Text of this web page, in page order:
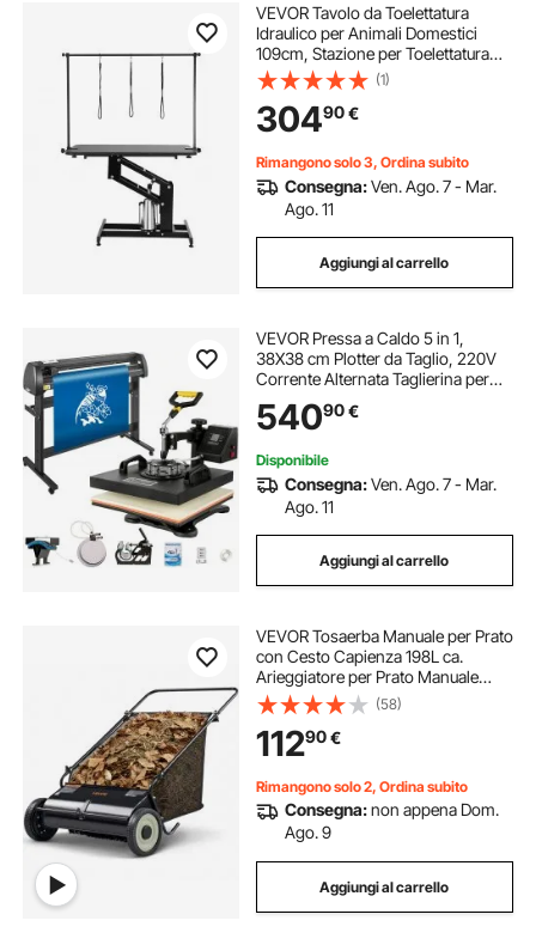
VEVOR Tavolo da Toelettatura
Idraulico per Animali Domestici
109cm, Stazione per Toelettatura
per Cani Taglia Media/Piccola,
Stazione per Toelettatura Altezza
Regolabile, Tavolo Antiscivolo 182
kg
(1)
30490€
Rimangono solo 3, Ordina subito
Consegna:Ven. Ago. 7 - Mar.
Ago. 11
Aggiungi al carrello
VEVOR Pressa a Caldo 5 in 1,
38X38 cm Plotter da Taglio, 220V
Corrente Alternata Taglierina per
Vinile da 135 cm con Software
Signmaster per Il Trasferimento su
54090€
Disponibile
Consegna:Ven. Ago. 7 - Mar.
Ago. 11
Aggiungi al carrello
VEVOR Tosaerba Manuale per Prato
con Cesto Capienza 198L ca.
Arieggiatore per Prato Manuale
Sacco di Raccolta Larghezza Taglio
66 cm, Tosaerba Spazzola Rotante
Altezza Regolabile per Prato da
Giardino
(58)
11290€
Rimangono solo 2, Ordina subito
Consegna:non appena Dom.
Ago. 9
Aggiungi al carrello